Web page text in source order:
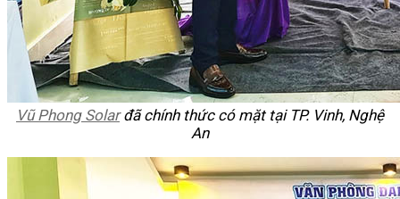
Vũ Phong Solarđã chính thức có mặt tại TP. Vinh, Nghệ
An